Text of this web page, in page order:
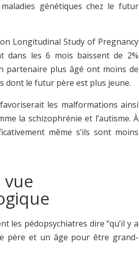
génétiques chez le futur
Longitudinal Study of Pregnancy
dans les 6 mois baissent de 2%
partenaire plus âgé ont moins de
dont le futur père est plus jeune.
les malformations ainsi
la schizophrénie et l’autisme. À
même s’ils sont moins
les pédopsychiatres dire “qu’il y a
père et un âge pour être grand-